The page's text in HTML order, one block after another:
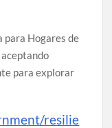
para Hogares de
aceptando
para explorar
resilie